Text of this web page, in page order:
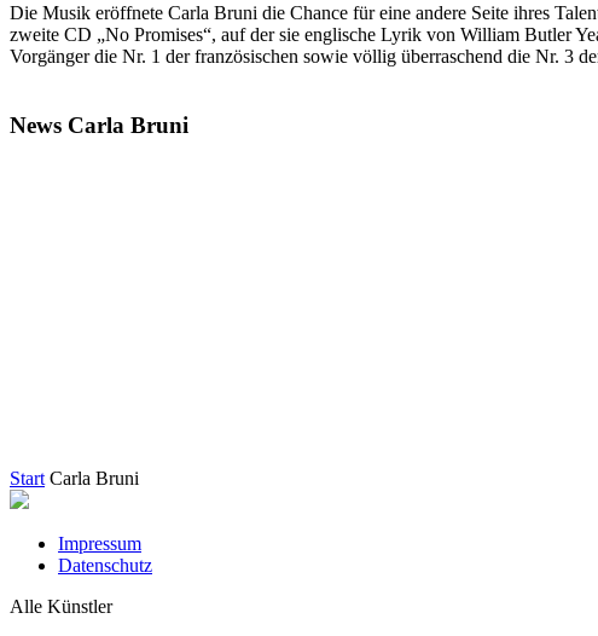
Die Musik eröffnete Carla Bruni die Chance für eine andere Seite ihres
zweite CD „No Promises“, auf der sie englische Lyrik von William Butler
Vorgänger die Nr. 1 der französischen sowie völlig überraschend die Nr. 3
News Carla Bruni
Start Carla Bruni
Impressum
Datenschutz
Alle Künstler